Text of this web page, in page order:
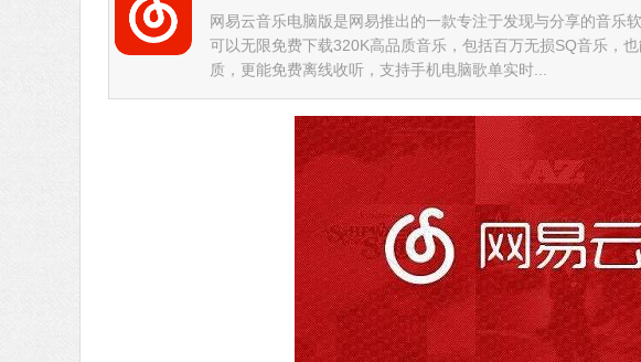
网易云音乐电脑版是网易推出的一款专注于发现与分享的音乐
可以无限免费下载320K高品质音乐，包括百万无损SQ音乐，
质，更能免费离线收听，支持手机电脑歌单实时...